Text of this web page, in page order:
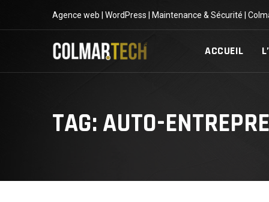
Agence web | WordPress | Maintenance & Sécurité |
ACCUEIL
TAG: AUTO-